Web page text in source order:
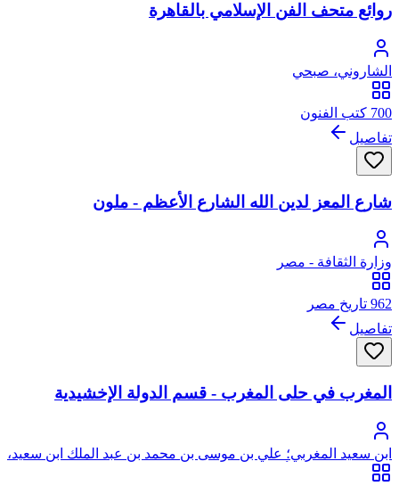
روائع متحف الفن الإسلامي بالقاهرة
الشاروني، صبحي
700 كتب الفنون
تفاصيل
شارع المعز لدين الله الشارع الأعظم - ملون
وزارة الثقافة - مصر
962 تاريخ مصر
تفاصيل
المغرب في حلى المغرب - قسم الدولة الإخشيدية
ابن سعيد المغربي؛ علي بن موسى بن محمد بن عبد الملك ابن سعيد،
العنسي المدلجي، أبو الحسن، نور الدين، من ذرية عمار بن ياسر